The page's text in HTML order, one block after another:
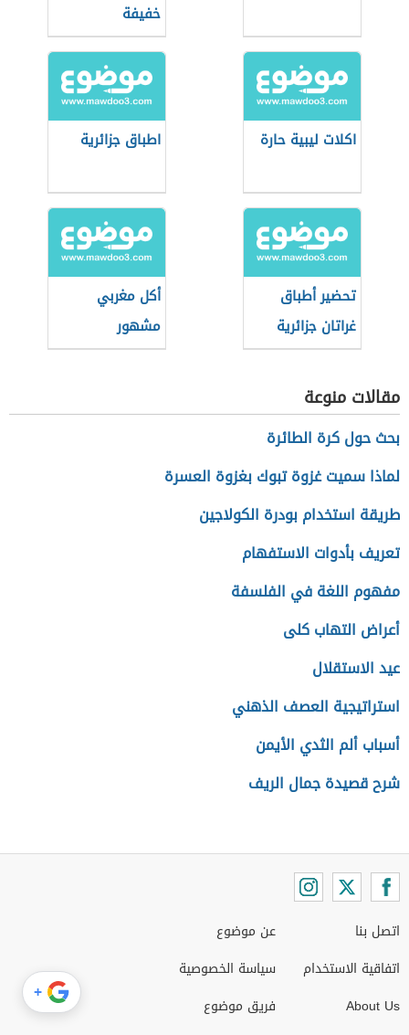
خفيفة
اكلات ليبية حارة اطباق جزائرية
تحضير أطباق
غراتان جزائرية
أكل مغربي
مشهور
مقالات منوعة
بحث حول كرة الطائرة
لماذا سميت غزوة تبوك بغزوة العسرة
طريقة استخدام بودرة الكولاجين
تعريف بأدوات الاستفهام
مفهوم اللغة في الفلسفة
أعراض التهاب كلى
عيد الاستقلال
استراتيجية العصف الذهني
أسباب ألم الثدي الأيمن
شرح قصيدة جمال الريف
اتصل بنا
اتفاقية الاستخدام
About Us
عن موضوع
سياسة الخصوصية
فريق موضوع
+